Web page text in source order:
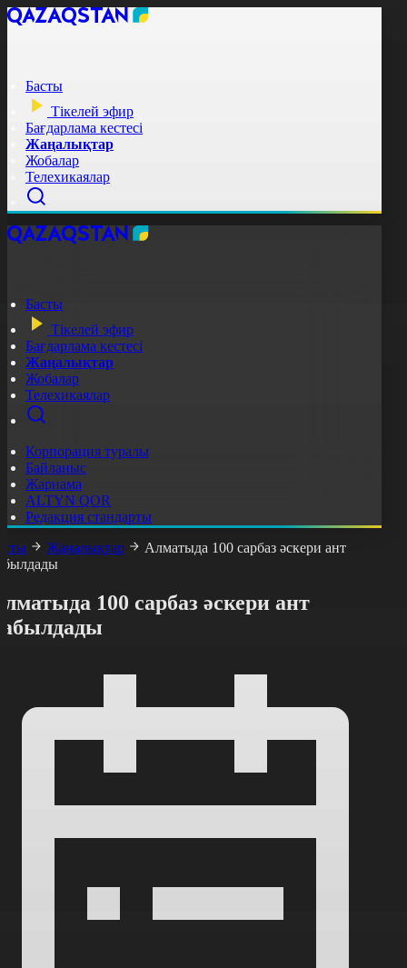
Басты
Тікелей эфир
Бағдарлама кестесі
Жаңалықтар
Жобалар
Телехикаялар
Басты
Тікелей эфир
Бағдарлама кестесі
Жаңалықтар
Жобалар
Телехикаялар
Корпорация туралы
Байланыс
Жарнама
ALTYN QOR
Редакция стандарты
Жаңалықтар
Алматыда 100 сарбаз әскери ант
100 сарбаз әскери ант